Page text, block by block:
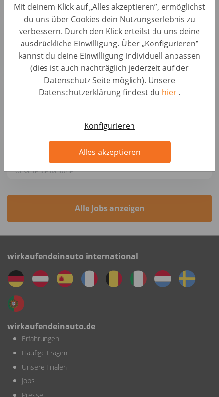
Mit deinem Klick auf „Alles akzeptieren”, ermöglichst
du uns über Cookies dein Nutzungserlebnis zu
verbessern. Durch den Klick erteilst du uns deine
ausdrückliche Einwilligung. Über „Konfigurieren”
kannst du deine Einwilligung individuell anpassen
(dies ist auch nachträglich jederzeit auf der
Datenschutz Seite möglich). Unsere
Datenschutzerklärung findest du hier .
Konfigurieren
Alles akzeptieren
Kundenberater Fahrzeugbewertung & Ankauf
(m/w/d)
KFZ Positionen • Deutschland, Karlsruhe
wirkaufendeinauto.de
Kundenberater Fahrzeugbewertung (d/m/w)
KFZ Positionen • Deutschland, Neumünster
Kenntnissen (d/m/w)
KFZ Positionen • Deutschland, Singen (Hohentwiel)
wirkaufendeinauto.de
Alle Jobs anzeigen
wirkaufendeinauto international
wirkaufendeinauto.de
Erfahrungen
Häufige Fragen
Unsere Filialen
Jobs
Presse